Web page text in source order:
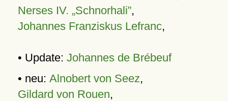
Nerses IV. „Schnorhali”,
Johannes Franziskus Lefranc,
• Update: Johannes de Brébeuf
• neu: Alnobert von Seez,
Gildard von Rouen,